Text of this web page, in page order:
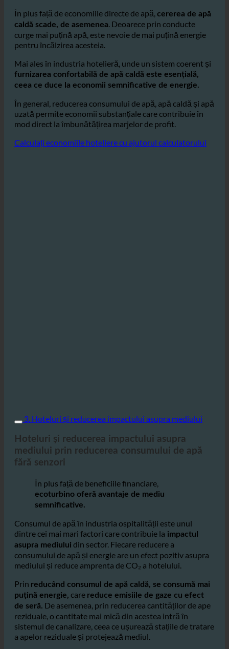
semnificativ.
În plus față de economiile directe de apă,cererea de apă
caldă scade, de asemenea
pentru încălzirea acesteia.
Mai ales în industria hotelieră, unde un sistem coerent și
ceea ce duce la economii semnificative de energie.
În general, reducerea consumului de apă, apă caldă și apă
mod direct la îmbunătățirea marjelor de profit.
3. Hoteluri și reducerea impactului asupra mediului
Hoteluri și reducerea impactului asupra
fără senzori
În plus față de beneficiile financiare,
semnificative.
Consumul de apă în industria ospitalității este unul
dintre cei mai mari factori care contribuie laimpactul
asupra mediuluidin sector. Fiecare reducere a
mediului și reduce amprenta de CO₂ a hotelului.
Prinreducând consumul de apă caldă, se consumă mai
puțină energie,carereduce emisiile de gaze cu efect
de seră.De asemenea, prin reducerea cantităților de ape
reziduale, o cantitate mai mică din acestea intră în